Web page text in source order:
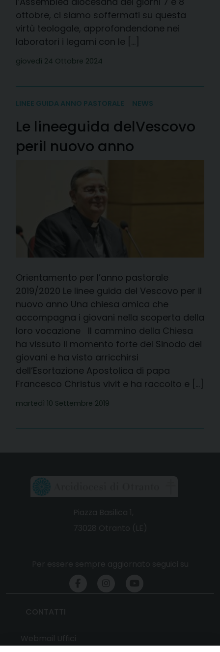
ottobre, ci siamo soffermati su questa
virtù teologale, approfondendone nei
laboratori i legami con le […]
giovedì 24 Ottobre 2024
LINEE GUIDA ANNO PASTORALE NEWS
Le lineeguida delVescovo
peril nuovo anno
Orientamento per l’anno pastorale
2019/2020 Le linee guida del Vescovo per il
nuovo anno Una chiesa amica che
accompagna i giovani nella scoperta della
loro vocazione Il cammino della Chiesa
ha vissuto il momento forte del Sinodo dei
giovani e ha visto arricchirsi
dell’Esortazione Apostolica di papa
Francesco Christus vivit e ha raccolto e […]
martedì 10 Settembre 2019